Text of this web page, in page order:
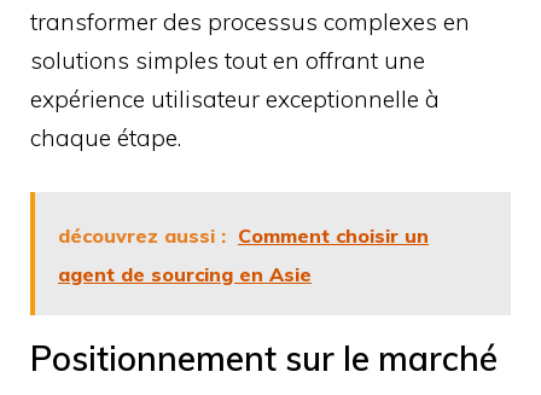
transformer des processus complexes en
solutions simples tout en offrant une
expérience utilisateur exceptionnelle à
chaque étape.
découvrez aussi : Comment choisir un
agent de sourcing en Asie
Positionnement sur le marché